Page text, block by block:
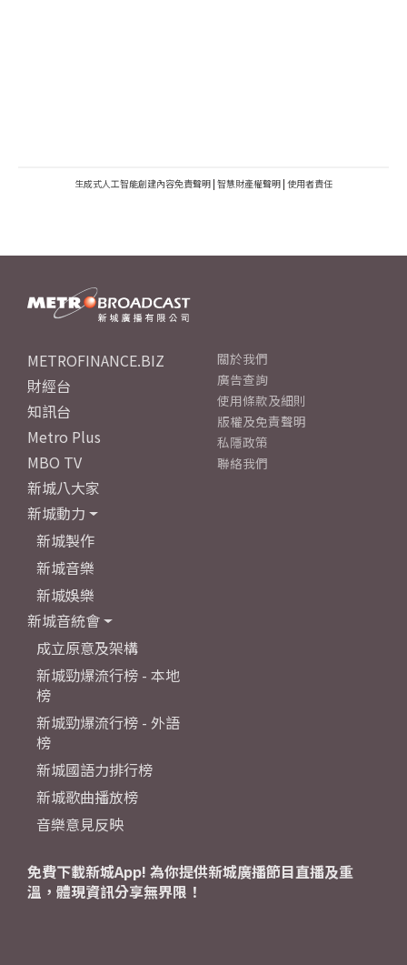
生成式人工智能創建內容免責聲明 | 智慧財產權聲明 | 使用者責任
METROFINANCE.BIZ
財經台
知訊台
Metro Plus
MBO TV
新城八大家
新城動力
新城製作
新城音樂
新城娛樂
新城音統會
成立原意及架構
新城勁爆流行榜 - 本地
榜
新城勁爆流行榜 - 外語
榜
新城國語力排行榜
新城歌曲播放榜
音樂意見反映
關於我們
廣告查詢
使用條款及細則
版權及免責聲明
私隱政策
聯絡我們
免費下載新城App! 為你提供新城廣播節目直播及重
溫，體現資訊分享無界限！